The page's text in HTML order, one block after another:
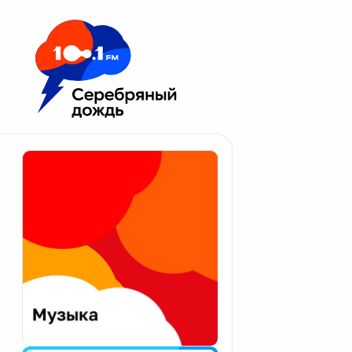
Москва 100.1 FM
Апатиты
Екатеринбург
Калининград
Калуга